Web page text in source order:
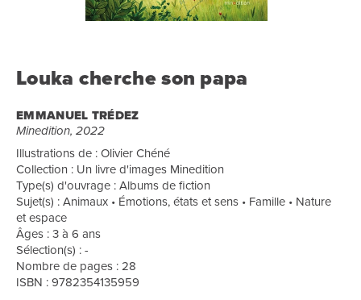
Louka cherche son papa
EMMANUEL TRÉDEZ
Minedition, 2022
Illustrations de : Olivier Chéné
Collection : Un livre d'images Minedition
Type(s) d'ouvrage : Albums de fiction
Sujet(s) : Animaux • Émotions, états et sens • Famille • Nature
et espace
Âges : 3 à 6 ans
Sélection(s) : -
Nombre de pages : 28
ISBN : 9782354135959